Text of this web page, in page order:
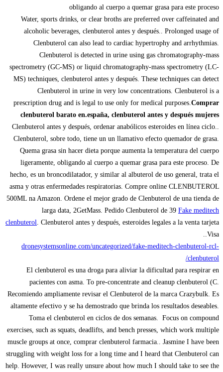
obligando al cuerpo a quemar grasa para este proceso
Water, sports drinks, or clear broths are preferred over caffeinated and
alcoholic beverages, clenbuterol antes y después.. Prolonged usage of
Clenbuterol can also lead to cardiac hypertrophy and arrhythmias.
Clenbuterol is detected in urine using gas chromatography-mass
spectrometry (GC-MS) or liquid chromatography-mass spectrometry (LC-
MS) techniques, clenbuterol antes y después. These techniques can detect
Clenbuterol in urine in very low concentrations. Clenbuterol is a
prescription drug and is legal to use only for medical purposes.Comprar
clenbuterol barato en.españa, clenbuterol antes y después mujeres
Clenbuterol antes y después, ordenar anabólicos esteroides en línea ciclo..
Clenbuterol, sobre todo, tiene un un llamativo efecto quemador de grasa.
Quema grasa sin hacer dieta porque aumenta la temperatura del cuerpo
ligeramente, obligando al cuerpo a quemar grasa para este proceso. De
hecho, es un broncodilatador, y similar al albuterol de uso general, trata el
asma y otras enfermedades respiratorias. Compre online CLENBUTEROL
500ML na Amazon. Ordene el mejor grado de Clenbuterol de una tienda de
larga data, 2GetMass. Pedido Clenbuterol de 39 Fake meditech
clenbuterol. Clenbuterol antes y después, esteroides legales a la venta tarjeta
Visa..
dronesystemsonline.com/uncategorized/fake-meditech-clenbuterol-rcl-
clenbuterol/
El clenbuterol es una droga para aliviar la dificultad para respirar en
pacientes con asma. To pre-concentrate and cleanup clenbuterol (C.
Recomiendo ampliamente revisar el Clenbuterol de la marca Crazybulk. Es
altamente efectivo y se ha demostrado que brinda los resultados deseables.
Toma el clenbuterol en ciclos de dos semanas. Focus on compound
exercises, such as squats, deadlifts, and bench presses, which work multiple
muscle groups at once, comprar clenbuterol farmacia.. Jasmine I have been
struggling with weight loss for a long time and I heard that Clenbuterol can
help. However, I was really unsure about how much I should take to see the